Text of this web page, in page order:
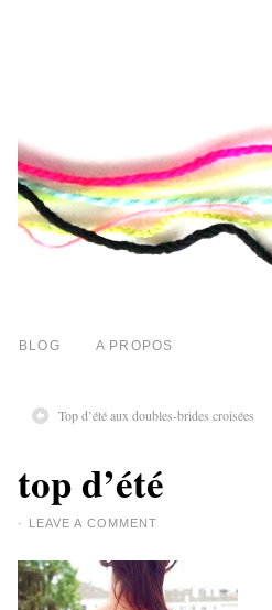
BLOG A PROPOS
Top d’été aux doubles-brides croisées
top d’été
· LEAVE A COMMENT